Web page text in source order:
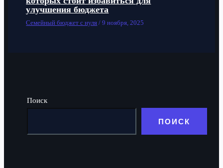
улучшения бюджета
Семейный бюджет с нуля /9 ноября, 2025
Поиск
ПОИСК